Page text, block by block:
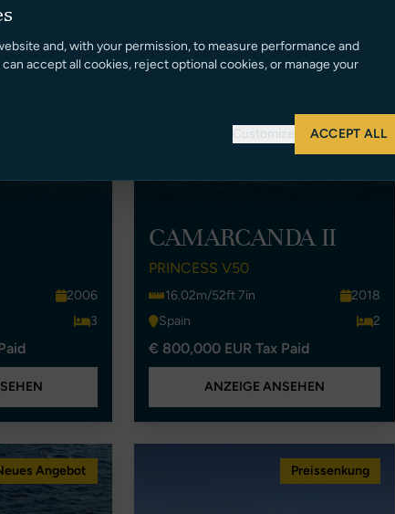
2006
3
CAMARCANDA II
PRINCESS V50
16.02m/52ft 7in
2018
Spain
2
€ 800,000 EUR Tax Paid
ANZEIGE ANSEHEN
Angebot Preissenkung
and, with your permission, to measure performance and
accept all cookies, reject optional cookies, or manage your
Customize ACCEPT ALL